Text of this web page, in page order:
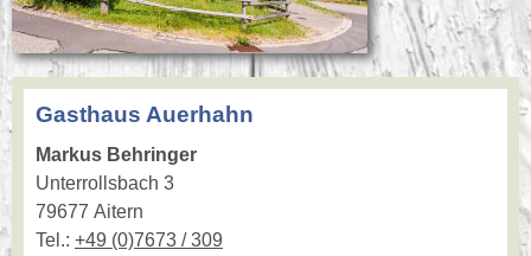
Gasthaus Auerhahn
Markus Behringer
Unterrollsbach 3
79677 Aitern
Tel.: +49 (0)7673 / 309